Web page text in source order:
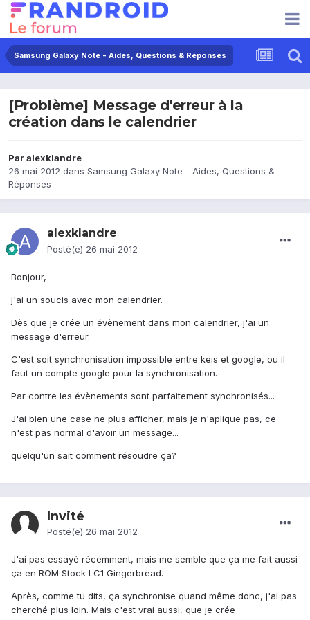
Samsung Galaxy Note - Aides, Questions & Réponses
[Problème] Message d'erreur à la
création dans le calendrier
Paralexklandre
26 mai 2012 dans Samsung Galaxy Note - Aides, Questions &
Réponses
alexklandre
Posté(e) 26 mai 2012
Bonjour,
j'ai un soucis avec mon calendrier.
Dès que je crée un évènement dans mon calendrier, j'ai un
message d'erreur.
C'est soit synchronisation impossible entre keis et google, ou il
faut un compte google pour la synchronisation.
Par contre les évènements sont parfaitement synchronisés...
J'ai bien une case ne plus afficher, mais je n'aplique pas, ce
n'est pas normal d'avoir un message...
quelqu'un sait comment résoudre ça?
Invité
Posté(e) 26 mai 2012
J'ai pas essayé récemment, mais me semble que ça me fait aussi
ça en ROM Stock LC1 Gingerbread.
Après, comme tu dits, ça synchronise quand même donc, j'ai pas
cherché plus loin. Mais c'est vrai aussi, que je crée